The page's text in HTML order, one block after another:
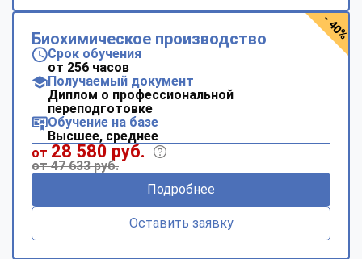
Биохимическое производство
Срок обучения
от 256 часов
Получаемый документ
Диплом о профессиональной
переподготовке
Обучение на базе
Высшее, среднее
от 28 580 руб.
от 47 633 руб.
Подробнее
Оставить заявку
- 40%